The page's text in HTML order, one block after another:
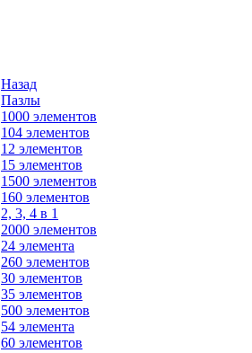
Назад
Пазлы
1000 элементов
104 элементов
12 элементов
15 элементов
1500 элементов
160 элементов
2, 3, 4 в 1
2000 элементов
24 элемента
260 элементов
30 элементов
35 элементов
500 элементов
54 элемента
60 элементов